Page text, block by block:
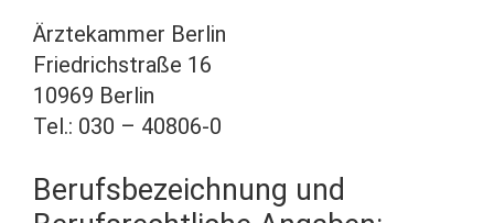
Ärztekammer Berlin
Friedrichstraße 16
10969 Berlin
Tel.: 030 – 40806-0
Berufsbezeichnung und